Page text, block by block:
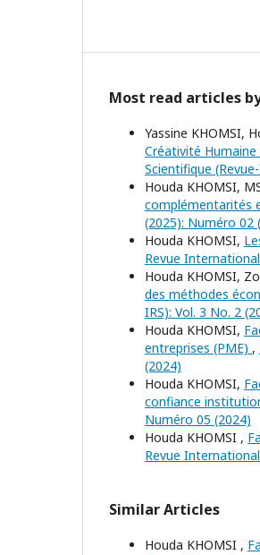
Most read articles
Yassine KHOMSI,
Créativité Humaine
Scientifique
Houda KHOMSI,
complémentarités
(2025): Numéro 02
Houda KHOMSI,
Revue
Houda KHOMSI,
des méthodes
IRS): Vol. 3 No. 2
Houda KHOMSI,
entreprises (PME) ,
(2024)
Houda KHOMSI,
confiance
Numéro 05 (2024)
Houda KHOMSI ,
Revue
Similar Articles
Houda KHOMSI ,